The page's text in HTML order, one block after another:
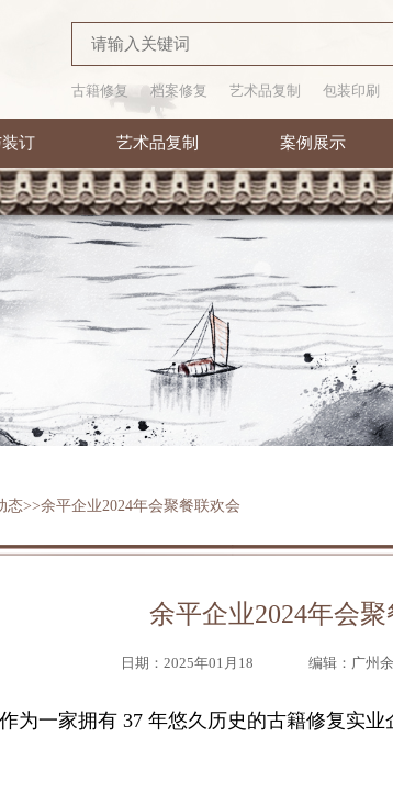
古籍修复 档案修复 艺术品复制 包装印刷
订 艺术品复制 案例展示
态>>余平企业2024年会聚餐联欢会
余平企业2024年会
日期：2025年01月18 编辑：广州
为一家拥有 37 年悠久历史的古籍修复实